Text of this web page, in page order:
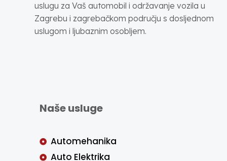
uslugu za Vaš automobil i održavanje vozila u
Zagrebu i zagrebačkom području s dosljednom
uslugom i ljubaznim osobljem.
Naše usluge
Automehanika
Auto Elektrika